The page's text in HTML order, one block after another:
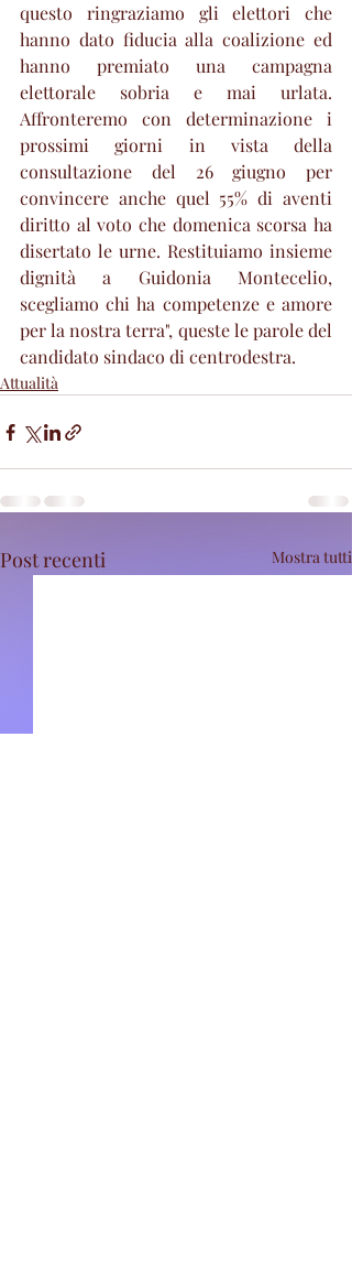
questo ringraziamo gli elettori che
hanno dato fiducia alla coalizione ed
hanno premiato una campagna
elettorale sobria e mai urlata.
Affronteremo con determinazione i
prossimi giorni in vista della
consultazione del 26 giugno per
convincere anche quel 55% di aventi
diritto al voto che domenica scorsa ha
disertato le urne. Restituiamo insieme
dignità a Guidonia Montecelio,
scegliamo chi ha competenze e amore
per la nostra terra", queste le parole del
candidato sindaco di centrodestra.
Attualità
Post recenti Mostra tutti